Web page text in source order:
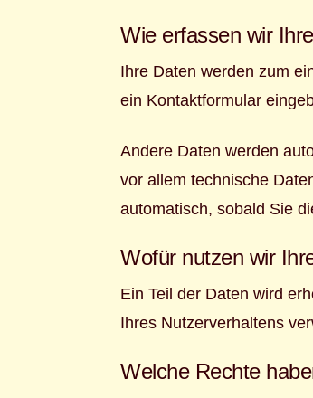
Wie erfassen wir
Ihre Daten werden zum
ein Kontaktformular
Andere Daten werden
vor allem technische
automatisch, sobald Sie
Wofür nutzen wir
Ein Teil der Daten wird
Ihres Nutzerverhaltens
Welche Rechte